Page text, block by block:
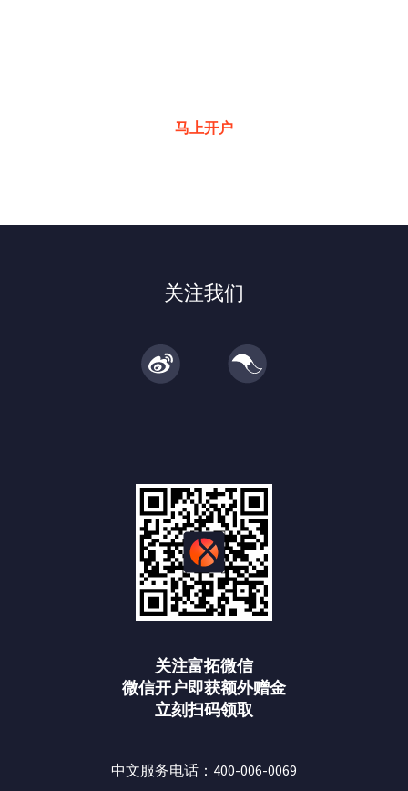
马上开户
关注我们
关注富拓微信
微信开户即获额外赠金
立刻扫码领取
中文服务电话：400-006-0069